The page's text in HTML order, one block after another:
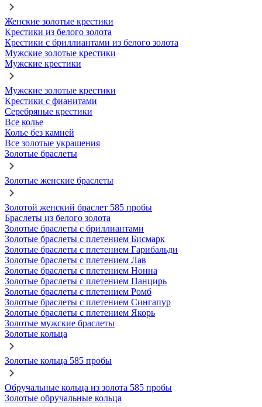
Женские золотые крестики
Крестики из белого золота
Крестики с бриллиантами из белого золота
Мужские золотые крестики
Мужские крестики
Мужские золотые крестики
Крестики с фианитами
Серебряные крестики
Все колье
Колье без камней
Все золотые украшения
Золотые браслеты
Золотые женские браслеты
Золотой женский браслет 585 пробы
Браслеты из белого золота
Золотые браслеты с бриллиантами
Золотые браслеты с плетением Бисмарк
Золотые браслеты с плетением Гарибальди
Золотые браслеты с плетением Лав
Золотые браслеты с плетением Нонна
Золотые браслеты с плетением Панцирь
Золотые браслеты с плетением Ромб
Золотые браслеты с плетением Сингапур
Золотые браслеты с плетением Якорь
Золотые мужские браслеты
Золотые кольца
Золотые кольца 585 пробы
Обручальные кольца из золота 585 пробы
Золотые обручальные кольца